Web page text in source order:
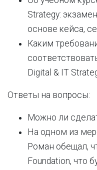
Strategy:
основе кейса,
Каким
Digital & IT
Ответы на вопросы:
Можно ли
На одном из
Роман обещал,
Foundation, что